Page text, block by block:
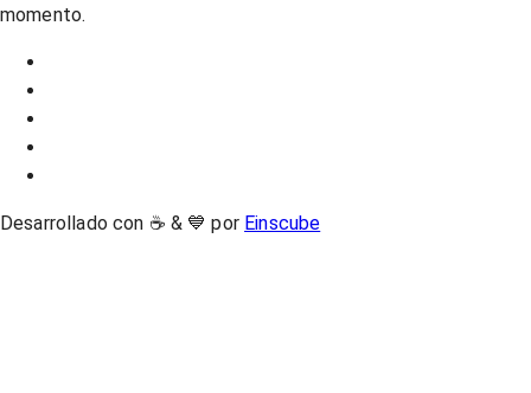
momento.
Desarrollado con ☕ & 💙 por Einscube